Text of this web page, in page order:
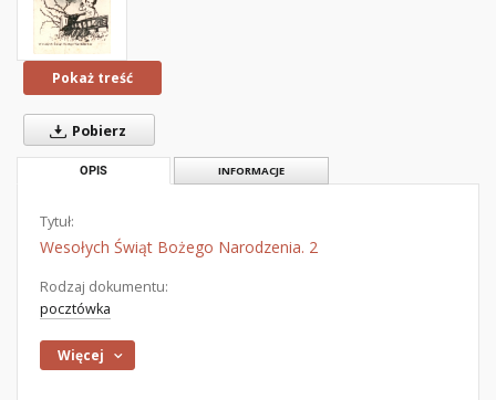
Pokaż treść
Pobierz
OPIS INFORMACJE
Tytuł:
Wesołych Świąt Bożego Narodzenia. 2
Rodzaj dokumentu:
pocztówka
Więcej